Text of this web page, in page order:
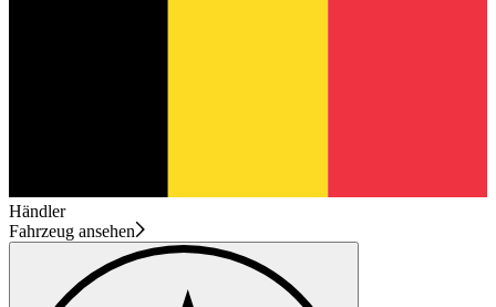
Händler
Fahrzeug ansehen